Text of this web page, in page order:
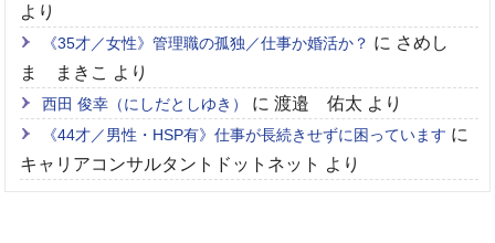
より
《35才／女性》管理職の孤独／仕事か婚活か？ に さめし
ま まきこ より
西田 俊幸（にしだとしゆき） に渡邉 佑太 より
《44才／男性・HSP有》仕事が長続きせずに困っています に
キャリアコンサルタントドットネット より